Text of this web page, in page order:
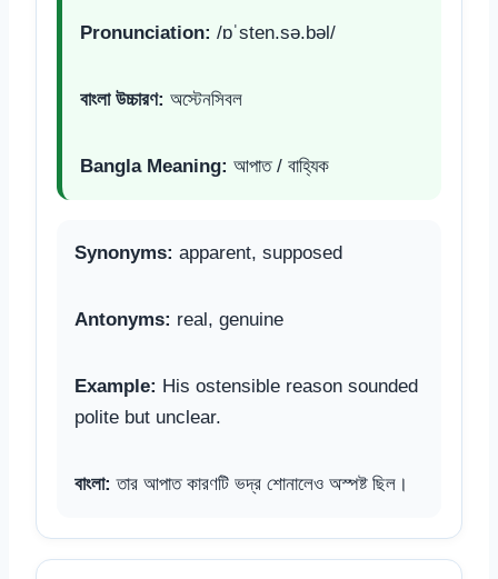
Pronunciation: /ɒˈsten.sə.bəl/
বাংলা উচ্চারণ: অস্টেনসিবল
Bangla Meaning: আপাত / বাহ্যিক
Synonyms: apparent, supposed
Antonyms: real, genuine
Example: His ostensible reason sounded
polite but unclear.
বাংলা: তার আপাত কারণটি ভদ্র শোনালেও অস্পষ্ট ছিল।